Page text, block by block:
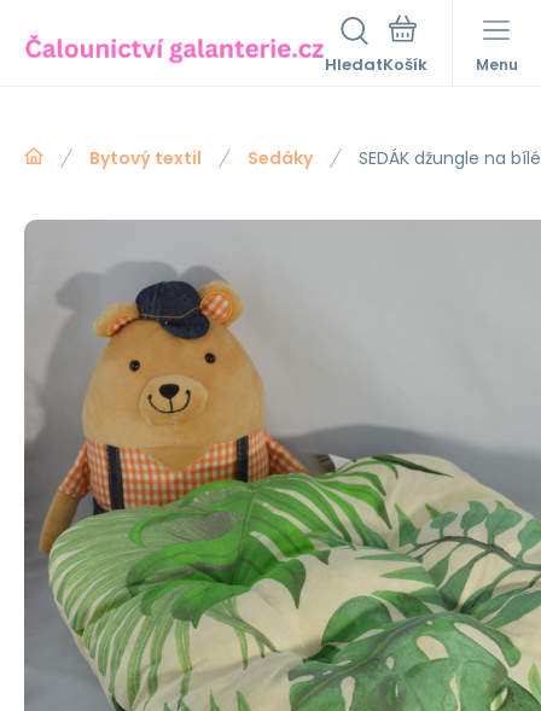
Hledat Menu
Bytový textil Sedáky SEDÁK džungle na